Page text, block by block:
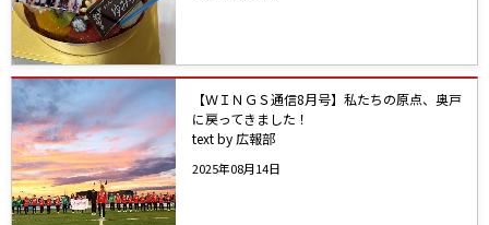
【ＷＩＮＧＳ通信8月号】私たちの原点、奥戸
に戻ってきました！
text by 広報部
2025年08月14日